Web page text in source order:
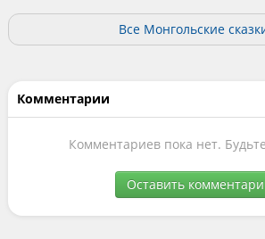
Все Монгольские
Комментарии
Комментариев пока нет.
Оставить